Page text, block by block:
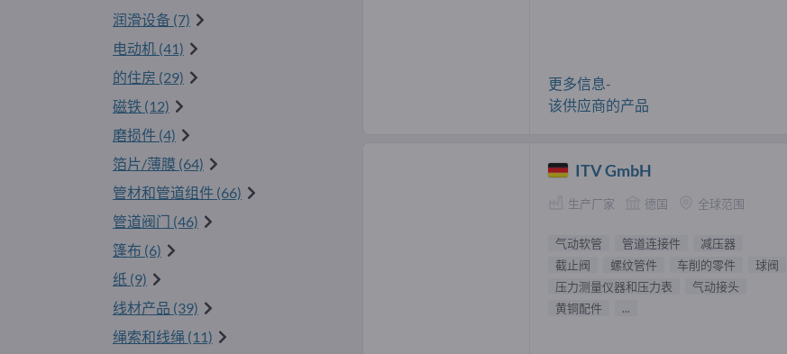
润滑设备 (7)
电动机 (41)
的住房 (29)
磁铁 (12)
磨损件 (4)
箔片/薄膜 (64)
管材和管道组件 (66)
管道阀门 (46)
篷布 (6)
纸 (9)
线材产品 (39)
绳索和线绳 (11)
更多信息-
该供应商的产品
ITV GmbH
生产厂家 德国 全球范围
气动软管 管道连接件
减压器
截止阀
螺纹管件 车削的零件
球阀
压力测量仪器和压力表
气动接头
黄铜配件
...